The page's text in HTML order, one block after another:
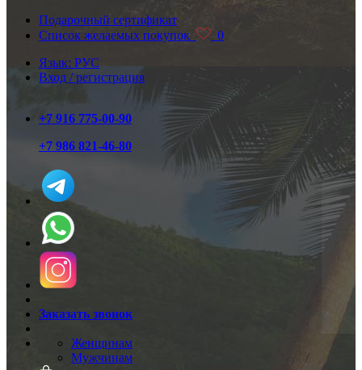
Подарочный сертификат
Список желаемых покупок
0
Язык: РУС
Вход / регистрация
+7 916 775-00-90
+7 986 821-46-80
Заказать звонок
Женщинам
Мужчинам